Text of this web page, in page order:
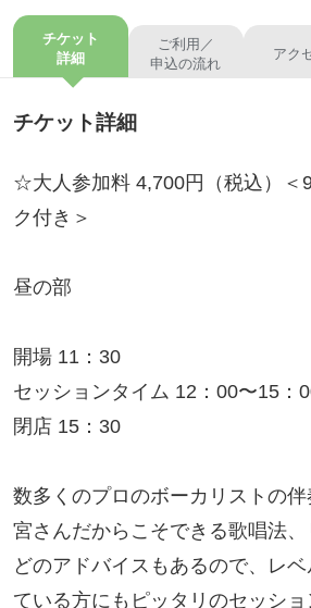
チケット
詳細
ご利用／
申込の流れ
アク
チケット詳細
☆大人参加料 4,700円（税込）＜
ク付き＞
昼の部
開場 11：30
セッションタイム 12：00〜15：
閉店 15：30
数多くのプロのボーカリストの
宮さんだからこそできる歌唱法
どのアドバイスもあるので、レ
ている方にもピッタリのセッショ